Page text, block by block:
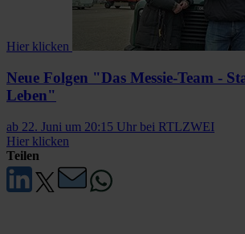
Hier klicken
Neue Folgen "Das Messie-Team -
Leben"
ab 22. Juni um 20:15 Uhr bei RTLZWEI
Hier klicken
Teilen